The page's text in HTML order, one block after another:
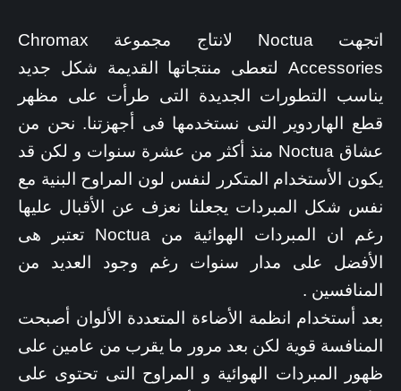
اتجهت Noctua لانتاج مجموعة Chromax
Accessories لتعطى منتجاتها القديمة شكل جديد
يناسب التطورات الجديدة التى طرأت على مظهر
قطع الهاردوير التى نستخدمها فى أجهزتنا. نحن من
عشاق Noctua منذ أكثر من عشرة سنوات و لكن قد
يكون الأستخدام المتكرر لنفس لون المراوح البنية مع
نفس شكل المبردات يجعلنا نعزف عن الأقبال عليها
رغم ان المبردات الهوائية من Noctua تعتبر هى
الأفضل على مدار سنوات رغم وجود العديد من
المنافسين .
بعد أستخدام انظمة الأضاءة المتعددة الألوان أصبحت
المنافسة قوية لكن بعد مرور ما يقرب من عامين على
ظهور المبردات الهوائية و المراوح التى تحتوى على